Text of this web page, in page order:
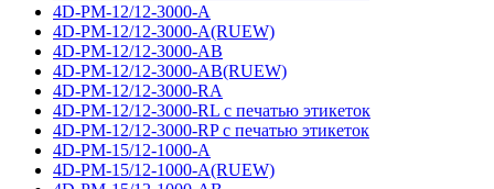
4D-PM-12/12-3000-A
4D-PM-12/12-3000-A(RUEW)
4D-PM-12/12-3000-AB
4D-PM-12/12-3000-AB(RUEW)
4D-PM-12/12-3000-RA
4D-PM-12/12-3000-RL с печатью этикеток
4D-PM-12/12-3000-RP с печатью этикеток
4D-PM-15/12-1000-A
4D-PM-15/12-1000-A(RUEW)